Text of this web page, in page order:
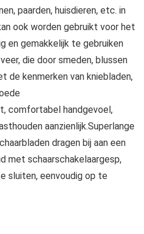
paarden, huisdieren, etc. in
ook worden gebruikt voor het
en gemakkelijk te gebruiken
die door smeden, blussen
de kenmerken van kniebladen,
comfortabel handgevoel,
aanzienlijk.Superlange
dragen bij aan een
met schaarschakelaargesp,
sluiten, eenvoudig op te